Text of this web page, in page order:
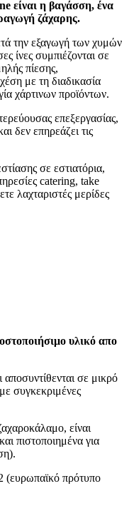
είναι η βαγάσση, ένα
ζάχαρης.
την εξαγωγή των χυμών
ίνες συμπιέζονται σε
πίεσης,
με τη διαδικασία
χάρτινων προϊόντων.
επεξεργασίας,
δεν επηρεάζει τις
σε εστιατόρια,
catering, take
λαχταριστές μερίδες
υλικό απο
αποσυντίθενται σε μικρό
συγκεκριμένες
είναι
πιστοποιημένα για
πρότυπο